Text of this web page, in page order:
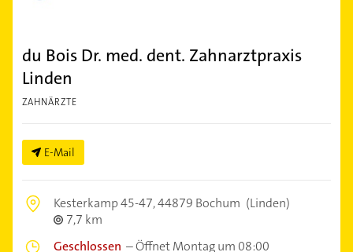
du Bois Dr. med. dent. Zahnarztpraxis
Linden
ZAHNÄRZTE
E-Mail
Kesterkamp 45-47,44879 Bochum (Linden)
7,7 km
Geschlossen –Öffnet Montag um 08:00